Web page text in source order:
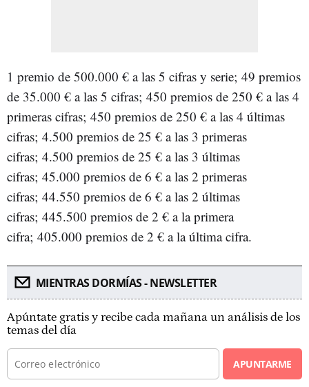
1 premio de 500.000 € a las 5 cifras y serie; 49 premios
de 35.000 € a las 5 cifras; 450 premios de 250 € a las 4
primeras cifras; 450 premios de 250 € a las 4 últimas
cifras; 4.500 premios de 25 € a las 3 primeras
cifras; 4.500 premios de 25 € a las 3 últimas
cifras; 45.000 premios de 6 € a las 2 primeras
cifras; 44.550 premios de 6 € a las 2 últimas
cifras; 445.500 premios de 2 € a la primera
cifra; 405.000 premios de 2 € a la última cifra.
MIENTRAS DORMÍAS - NEWSLETTER
Apúntate gratis y recibe cada mañana un análisis de los
temas del día
APUNTARME